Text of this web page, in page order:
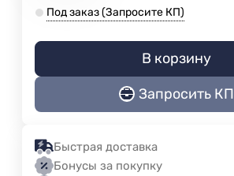
Под заказ (Запросите КП)
В корзину
Запросить КП
Быстрая доставка
Бонусы за покупку